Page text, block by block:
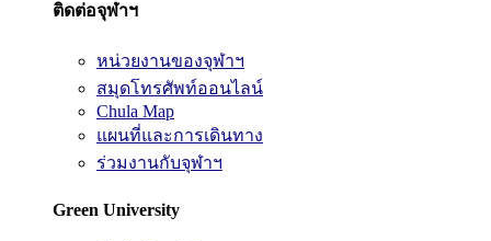
ติดต่อจุฬาฯ
หน่วยงานของจุฬาฯ
สมุดโทรศัพท์ออนไลน์
Chula Map
แผนที่และการเดินทาง
ร่วมงานกับจุฬาฯ
Green University